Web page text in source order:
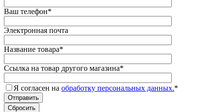
Ваш телефон*
Электронная почта
Название товара*
Ссылка на товар другого магазина*
Я согласен на обработку персональных данных.*